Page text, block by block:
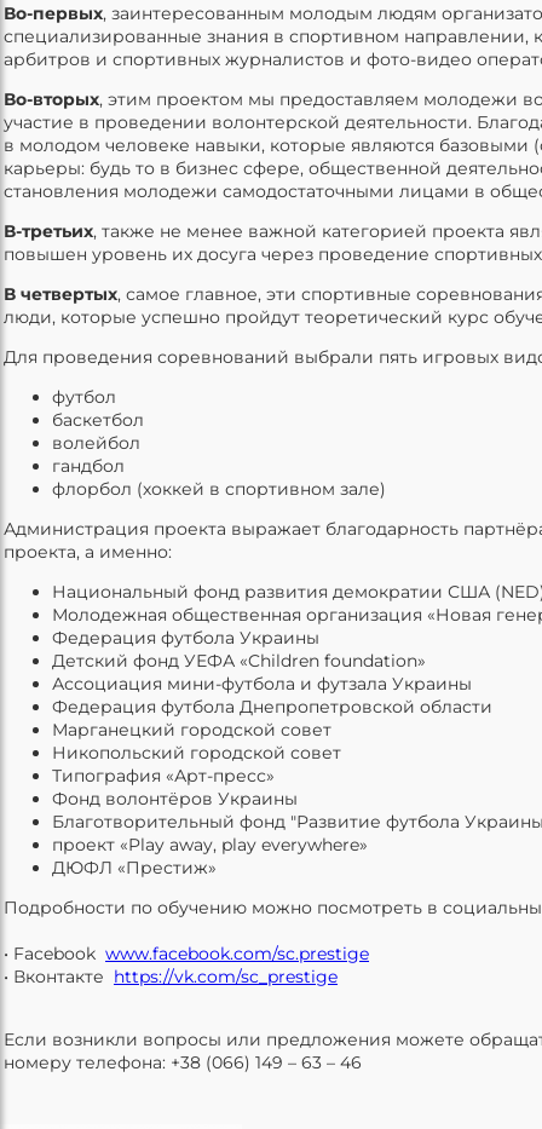
Во-первых, заинтересованным молодым людям
специализированные знания в спортивном направлении,
арбитров и спортивных журналистов и фото-видео
Во-вторых, этим проектом мы предоставляем молодежи
участие в проведении волонтерской деятельности.
в молодом человеке навыки, которые являются базовыми
карьеры: будь то в бизнес сфере, общественной
становления молодежи самодостаточными лицами в
В-третьих, также не менее важной категорией проекта
повышен уровень их досуга через проведение
В четвертых, самое главное, эти спортивные
люди, которые успешно пройдут теоретический курс
Для проведения соревнований выбрали пять игровых
футбол
баскетбол
волейбол
гандбол
флорбол (хоккей в спортивном зале)
Администрация проекта выражает благодарность
проекта, а именно:
Национальный фонд развития демократии США
Молодежная общественная организация «Новая
Федерация футбола Украины
Детский фонд УЕФА «Children foundation»
Ассоциация мини-футбола и футзала Украины
Федерация футбола Днепропетровской области
Марганецкий городской совет
Никопольский городской совет
Типография «Арт-пресс»
Фонд волонтёров Украины
Благотворительный фонд "Развитие футбола
проект «Play away, play everywhere»
ДЮФЛ «Престиж»
Подробности по обучению можно посмотреть в
• Facebook www.facebook.com/sc.prestige
• Вконтакте https://vk.com/sc_prestige
Если возникли вопросы или предложения можете
номеру телефона: +38 (066) 149 – 63 – 46